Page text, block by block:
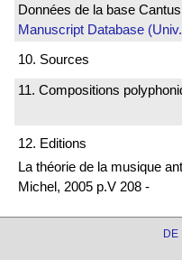
Données de la base
Manuscript Database
10. Sources
11. Compositions
12. Editions
La théorie de la musique
Michel, 2005 p.V 208 -
DE